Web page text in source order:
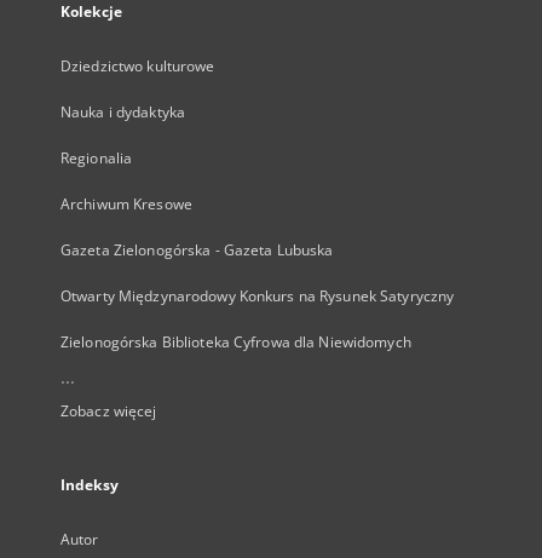
Kolekcje
Dziedzictwo kulturowe
Nauka i dydaktyka
Regionalia
Archiwum Kresowe
Gazeta Zielonogórska - Gazeta Lubuska
Otwarty Międzynarodowy Konkurs na Rysunek Satyryczny
Zielonogórska Biblioteka Cyfrowa dla Niewidomych
...
Zobacz więcej
Indeksy
Autor